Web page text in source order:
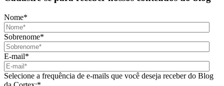
Nome*
Sobrenome*
E-mail*
Selecione a frequência de e-mails que você deseja receber do Blog